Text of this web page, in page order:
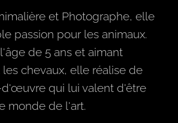
et Photographe, elle
passion pour les animaux.
de 5 ans et aimant
chevaux, elle réalise de
qui lui valent d'être
monde de l'art.